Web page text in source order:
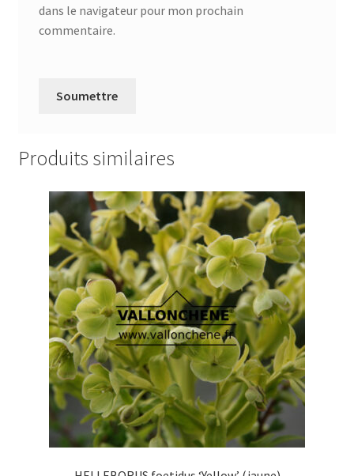
dans le navigateur pour mon prochain
commentaire.
Produits similaires